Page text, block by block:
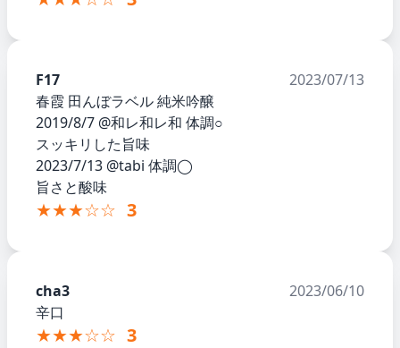
F17
2023/07/13
春霞 田んぼラベル 純米吟醸
2019/8/7 @和レ和レ和 体調○
スッキリした旨味
2023/7/13 @tabi 体調◯
旨さと酸味
★★★☆☆ 3
cha3
2023/06/10
辛口
★★★☆☆ 3